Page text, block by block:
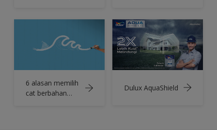
Rumah
6 alasan memilih
cat berbahan
Dulux AquaShield